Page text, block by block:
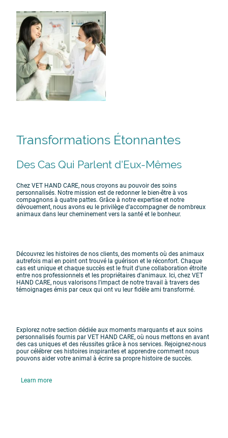
Transformations Étonnantes
Des Cas Qui Parlent d'Eux-Mêmes
Chez VET HAND CARE, nous croyons au pouvoir des soins
personnalisés. Notre mission est de redonner le bien-être à vos
compagnons à quatre pattes. Grâce à notre expertise et notre
dévouement, nous avons eu le privilège d'accompagner de nombreux
animaux dans leur cheminement vers la santé et le bonheur.
Découvrez les histoires de nos clients, des moments où des animaux
autrefois mal en point ont trouvé la guérison et le réconfort. Chaque
cas est unique et chaque succès est le fruit d'une collaboration étroite
entre nos professionnels et les propriétaires d'animaux. Ici, chez VET
HAND CARE, nous valorisons l'impact de notre travail à travers des
témoignages émis par ceux qui ont vu leur fidèle ami transformé.
Explorez notre section dédiée aux moments marquants et aux soins
personnalisés fournis par VET HAND CARE, où nous mettons en avant
des cas uniques et des réussites grâce à nos services. Rejoignez-nous
pour célébrer ces histoires inspirantes et apprendre comment nous
pouvons aider votre animal à écrire sa propre histoire de succès.
Learn more